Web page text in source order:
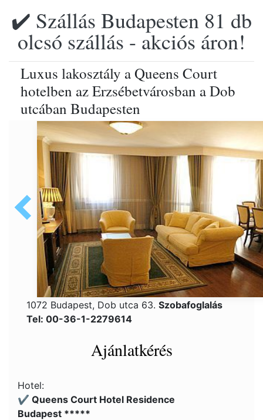
✔️ Szállás Budapesten 81 db
olcsó szállás - akciós áron!
Luxus lakosztály a Queens Court
hotelben az Erzsébetvárosban a Dob
utcában Budapesten
1072 Budapest, Dob utca 63. Szobafoglalás
Tel: 00-36-1-2279614
Ajánlatkérés
Hotel:
✔️ Queens Court Hotel Residence
Budapest *****